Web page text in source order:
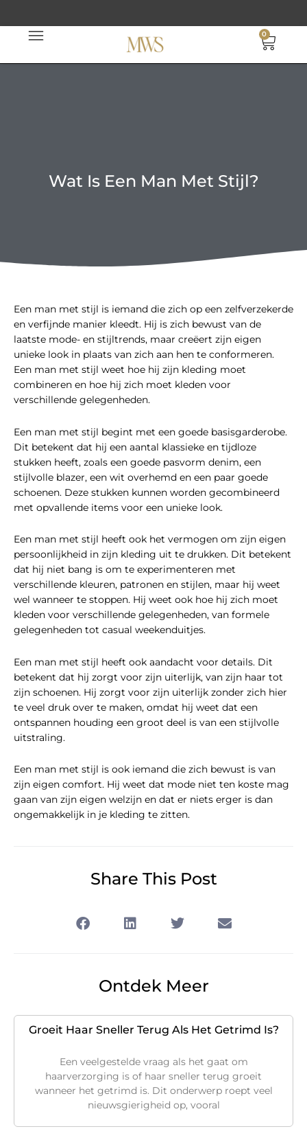
0
Wat Is Een Man Met Stijl?
Een man met stijl is iemand die zich op een zelfverzekerde
en verfijnde manier kleedt. Hij is zich bewust van de
laatste mode- en stijltrends, maar creëert zijn eigen
unieke look in plaats van zich aan hen te conformeren.
Een man met stijl weet hoe hij zijn kleding moet
combineren en hoe hij zich moet kleden voor
verschillende gelegenheden.
Een man met stijl begint met een goede basisgarderobe.
Dit betekent dat hij een aantal klassieke en tijdloze
stukken heeft, zoals een goede pasvorm denim, een
stijlvolle blazer, een wit overhemd en een paar goede
schoenen. Deze stukken kunnen worden gecombineerd
met opvallende items voor een unieke look.
Een man met stijl heeft ook het vermogen om zijn eigen
persoonlijkheid in zijn kleding uit te drukken. Dit betekent
dat hij niet bang is om te experimenteren met
verschillende kleuren, patronen en stijlen, maar hij weet
wel wanneer te stoppen. Hij weet ook hoe hij zich moet
kleden voor verschillende gelegenheden, van formele
gelegenheden tot casual weekenduitjes.
Een man met stijl heeft ook aandacht voor details. Dit
betekent dat hij zorgt voor zijn uiterlijk, van zijn haar tot
zijn schoenen. Hij zorgt voor zijn uiterlijk zonder zich hier
te veel druk over te maken, omdat hij weet dat een
ontspannen houding een groot deel is van een stijlvolle
uitstraling.
Een man met stijl is ook iemand die zich bewust is van
zijn eigen comfort. Hij weet dat mode niet ten koste mag
gaan van zijn eigen welzijn en dat er niets erger is dan
ongemakkelijk in je kleding te zitten.
Share This Post
Ontdek Meer
Groeit Haar Sneller Terug Als Het Getrimd Is?
Een veelgestelde vraag als het gaat om
haarverzorging is of haar sneller terug groeit
wanneer het getrimd is. Dit onderwerp roept veel
nieuwsgierigheid op, vooral